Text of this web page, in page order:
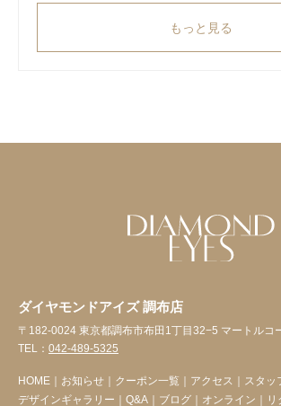
もっと見る
ダイヤモンドアイズ 調布店
〒182-0024 東京都調布市布田1丁目32−5 マートルコ
TEL： 042-489-5325
HOME ｜ お知らせ ｜ クーポン一覧 ｜ アクセス ｜ スタッ
デザインギャラリー ｜ Q&A ｜ ブログ ｜ オンライン ｜ リ